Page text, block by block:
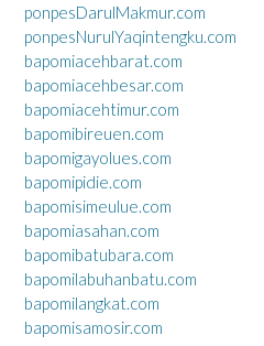
ponpesDarulMakmur.com
ponpesNurulYaqintengku.com
bapomiacehbarat.com
bapomiacehbesar.com
bapomiacehtimur.com
bapomibireuen.com
bapomigayolues.com
bapomipidie.com
bapomisimeulue.com
bapomiasahan.com
bapomibatubara.com
bapomilabuhanbatu.com
bapomilangkat.com
bapomisamosir.com